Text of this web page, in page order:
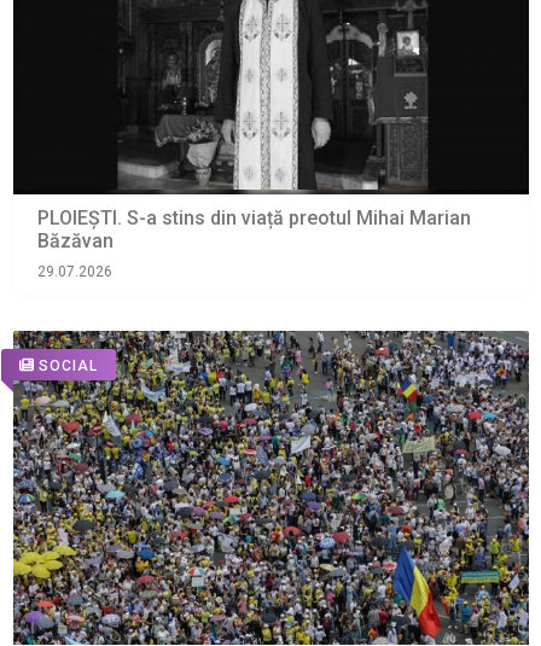
PLOIEȘTI. S-a stins din viață preotul Mihai Marian
Băzăvan
29.07.2026
SOCIAL